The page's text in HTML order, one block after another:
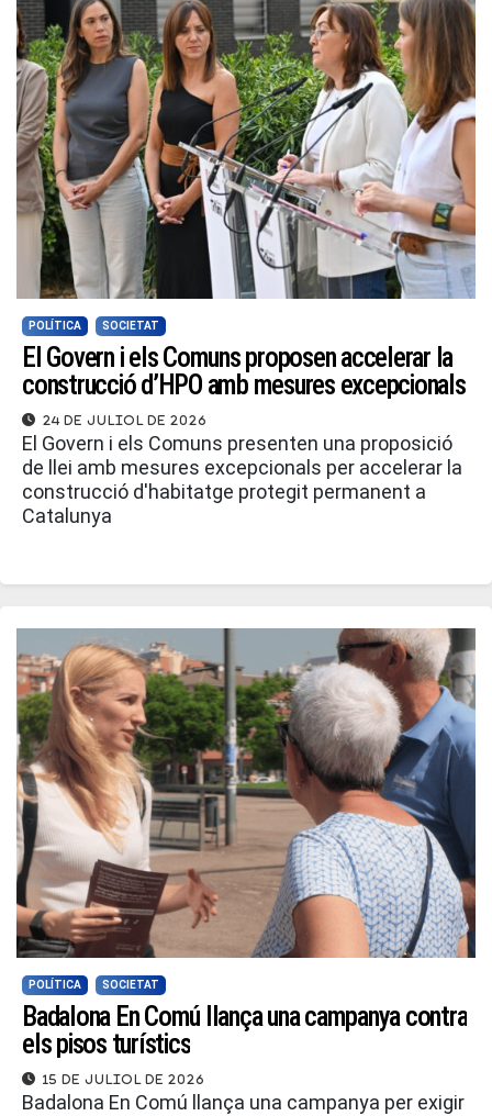
POLÍTICA SOCIETAT
El Govern i els Comuns proposen accelerar la
construcció d’HPO amb mesures excepcionals
24 de juliol de 2026
El Govern i els Comuns presenten una proposició
de llei amb mesures excepcionals per accelerar la
construcció d'habitatge protegit permanent a
Catalunya
POLÍTICA SOCIETAT
Badalona En Comú llança una campanya contra
els pisos turístics
15 de juliol de 2026
Badalona En Comú llança una campanya per exigir